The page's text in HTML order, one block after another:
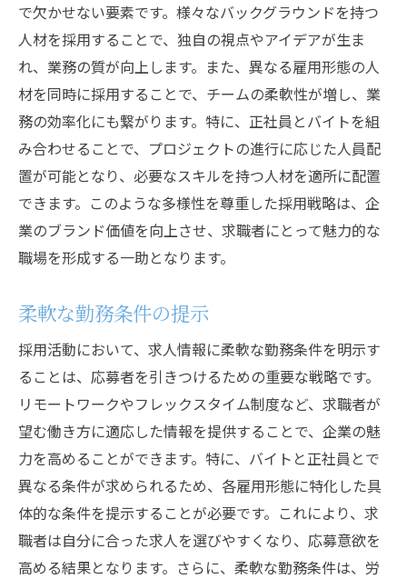
で欠かせない要素です。様々なバックグラウンドを持つ
人材を採用することで、独自の視点やアイデアが生ま
れ、業務の質が向上します。また、異なる雇用形態の人
材を同時に採用することで、チームの柔軟性が増し、業
務の効率化にも繋がります。特に、正社員とバイトを組
み合わせることで、プロジェクトの進行に応じた人員配
置が可能となり、必要なスキルを持つ人材を適所に配置
できます。このような多様性を尊重した採用戦略は、企
業のブランド価値を向上させ、求職者にとって魅力的な
職場を形成する一助となります。
柔軟な勤務条件の提示
採用活動において、求人情報に柔軟な勤務条件を明示す
ることは、応募者を引きつけるための重要な戦略です。
リモートワークやフレックスタイム制度など、求職者が
望む働き方に適応した情報を提供することで、企業の魅
力を高めることができます。特に、バイトと正社員とで
異なる条件が求められるため、各雇用形態に特化した具
体的な条件を提示することが必要です。これにより、求
職者は自分に合った求人を選びやすくなり、応募意欲を
高める結果となります。さらに、柔軟な勤務条件は、労